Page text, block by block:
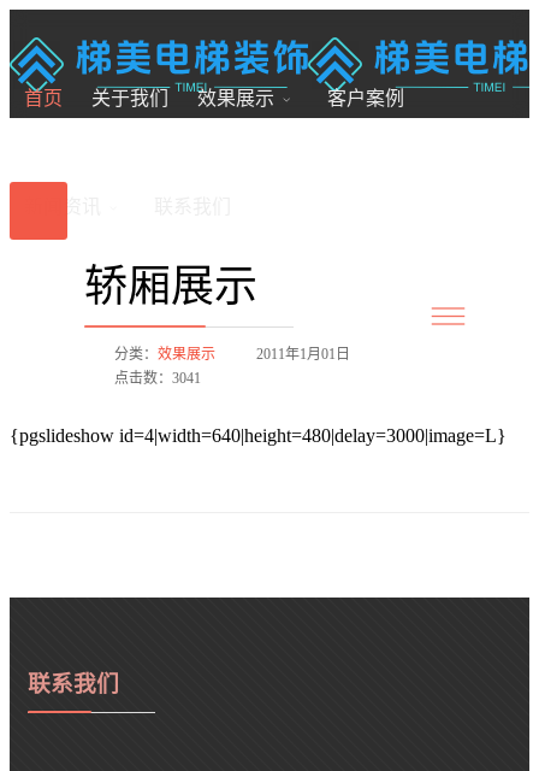
首页 关于我们 效果展示 客户案例
轿厢展示
分类： 效果展示
2011年1月01日
点击数：3041
{pgslideshow id=4|width=640|height=480|delay=3000|image=L}
联系我们